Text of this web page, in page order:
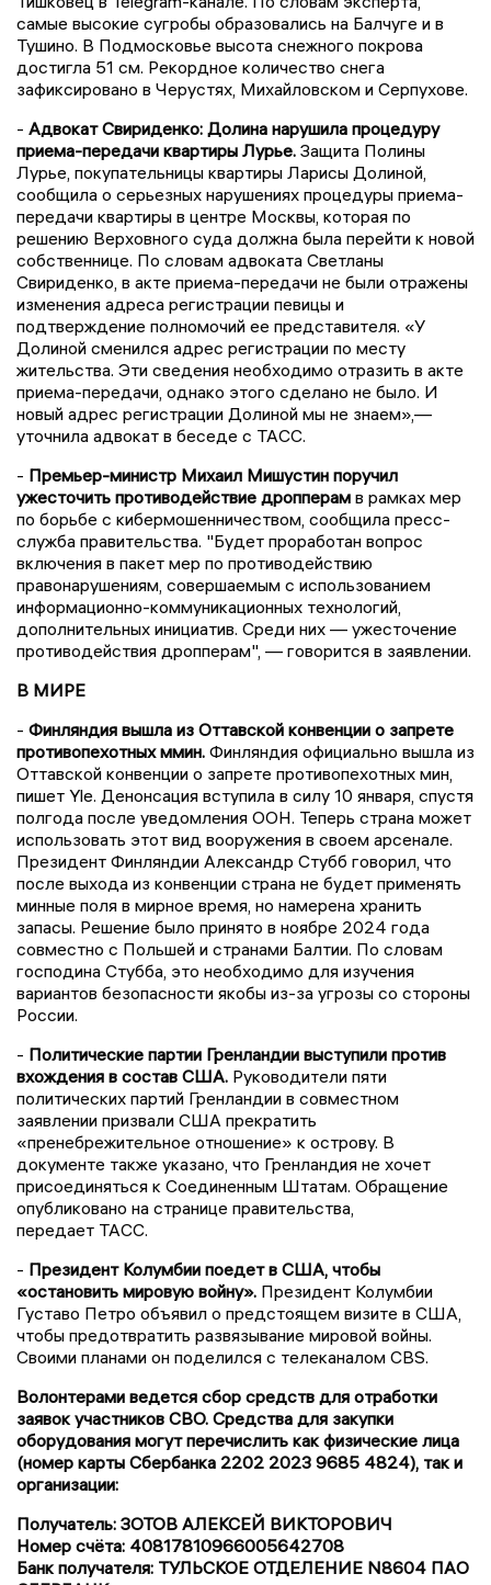
самые высокие сугробы образовались на Балчуге и в
Тушино. В Подмосковье высота снежного покрова
достигла 51 см. Рекордное количество снега
зафиксировано в Черустях, Михайловском и Серпухове.
- Адвокат Свириденко: Долина нарушила процедуру
приема-передачи квартиры Лурье. Защита Полины
Лурье, покупательницы квартиры Ларисы Долиной,
сообщила о серьезных нарушениях процедуры приема-
передачи квартиры в центре Москвы, которая по
решению Верховного суда должна была перейти к новой
собственнице. По словам адвоката Светланы
Свириденко, в акте приема-передачи не были отражены
изменения адреса регистрации певицы и
подтверждение полномочий ее представителя. «У
Долиной сменился адрес регистрации по месту
жительства. Эти сведения необходимо отразить в акте
приема-передачи, однако этого сделано не было. И
новый адрес регистрации Долиной мы не знаем»,—
уточнила адвокат в беседе с ТАСС.
- Премьер-министр Михаил Мишустин поручил
ужесточить противодействие дропперам в рамках мер
по борьбе с кибермошенничеством, сообщила пресс-
служба правительства. "Будет проработан вопрос
включения в пакет мер по противодействию
правонарушениям, совершаемым с использованием
информационно-коммуникационных технологий,
дополнительных инициатив. Среди них — ужесточение
противодействия дропперам", — говорится в заявлении.
В МИРЕ
- Финляндия вышла из Оттавской конвенции о запрете
противопехотных ммин. Финляндия официально вышла из
Оттавской конвенции о запрете противопехотных мин,
пишет Yle. Денонсация вступила в силу 10 января, спустя
полгода после уведомления ООН. Теперь страна может
использовать этот вид вооружения в своем арсенале.
Президент Финляндии Александр Стубб говорил, что
после выхода из конвенции страна не будет применять
минные поля в мирное время, но намерена хранить
запасы. Решение было принято в ноябре 2024 года
совместно с Польшей и странами Балтии. По словам
господина Стубба, это необходимо для изучения
вариантов безопасности якобы из-за угрозы со стороны
России.
- Политические партии Гренландии выступили против
вхождения в состав США. Руководители пяти
политических партий Гренландии в совместном
заявлении призвали США прекратить
«пренебрежительное отношение» к острову. В
документе также указано, что Гренландия не хочет
присоединяться к Соединенным Штатам. Обращение
опубликовано на странице правительства,
передает ТАСС.
- Президент Колумбии поедет в США, чтобы
«остановить мировую войну». Президент Колумбии
Густаво Петро объявил о предстоящем визите в США,
чтобы предотвратить развязывание мировой войны.
Своими планами он поделился с телеканалом CBS.
Волонтерами ведется сбор средств для отработки
заявок участников СВО. Средства для закупки
оборудования могут перечислить как физические лица
(номер карты Сбербанка 2202 2023 9685 4824), так и
организации:
Получатель: ЗОТОВ АЛЕКСЕЙ ВИКТОРОВИЧ
Номер счёта: 40817810966005642708
Банк получателя: ТУЛЬСКОЕ ОТДЕЛЕНИЕ N8604 ПАО